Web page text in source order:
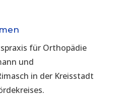
für Orthopädie
und
in der Kreisstadt